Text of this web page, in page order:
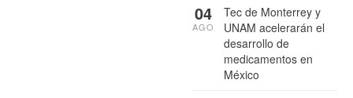
Tec de Monterrey y
UNAM acelerarán el
desarrollo de
medicamentos en
México
04
AGO